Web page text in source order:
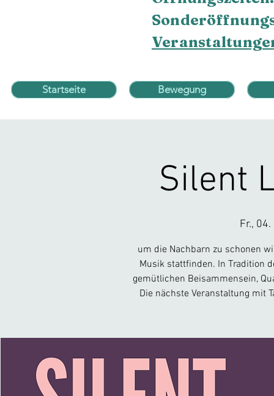
Startseite Bewegung
Silent
Fr., 04.
um die Nachbarn zu schonen
Musik stattfinden. In Tradition
gemütlichen Beisammensein,
Die nächste Veranstaltung mit